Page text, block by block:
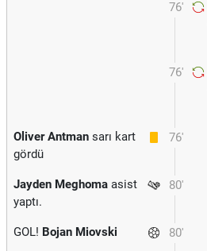
76'
76'
76'
Oliver Antman sarı kart
gördü
80'
Jayden Meghoma asist
yaptı.
80'
GOL! Bojan Miovski